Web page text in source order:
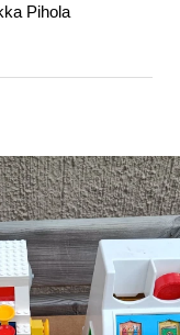
Pihola